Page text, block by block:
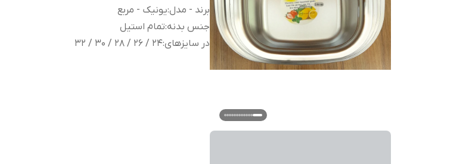
برند - مدل:یونیک - مربع
جنس بدنه:تمام استیل
در سایزهای:۲۴ / ۲۶ / ۲۸ / ۳۰ / ۳۲